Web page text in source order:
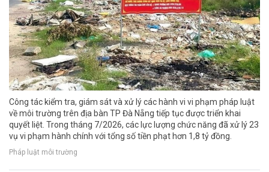
Công tác kiểm tra, giám sát và xử lý các hành vi vi phạm pháp luật
về môi trường trên địa bàn TP Đà Nẵng tiếp tục được triển khai
quyết liệt. Trong tháng 7/2026, các lực lượng chức năng đã xử lý 23
vụ vi phạm hành chính với tổng số tiền phạt hơn 1,8 tỷ đồng.
Pháp luật môi trường